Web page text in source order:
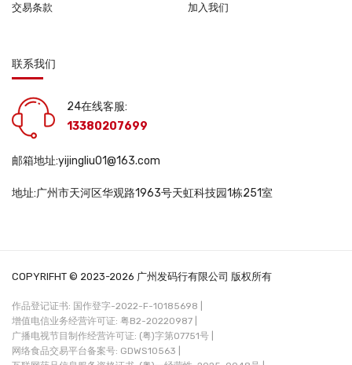
交易条款 加入我们
联系我们
24在线客服:
13380207699
邮箱地址:yijingliu01@163.com
地址:广州市天河区华观路1963号天虹科技园1栋251室
COPYRIFHT © 2023-2026 广州发码行有限公司 版权所有
作品登记证书: 国作登字-2022-F-10185698 |
增值电信业务经营许可证: 粤B2-20220987 |
广播电视节目制作经营许可证: (粤)字第07751号 |
网络食品交易平台备案号: GDWS10563 |